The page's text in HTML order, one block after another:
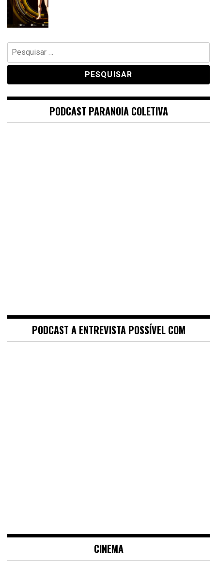
Pesquisar
por:
PODCAST PARANOIA COLETIVA
PODCAST A ENTREVISTA POSSÍVEL COM
CINEMA